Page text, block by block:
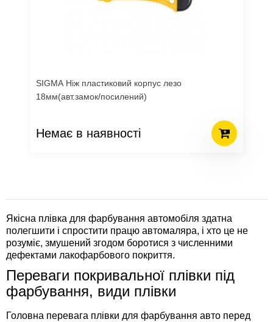
SIGMA Ніж пластиковий корпус лезо
18мм(авт.замок/посилений)
Немає в наявності
Якісна плівка для фарбування автомобіля здатна
полегшити і спростити працю автомаляра, і хто це не
розуміє, змушений згодом боротися з численними
дефектами лакофарбового покриття.
Переваги покривальної плівки під
фарбування, види плівки
Головна перевага плівки для фарбування авто перед